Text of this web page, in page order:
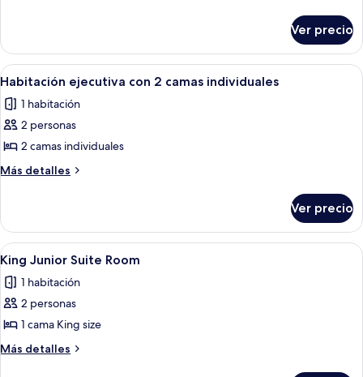
doble
ejecutiva
Ver precio
Abrir
todas
las
fotos
de
Habitación
2
camas
individuales
Habitación de hotel con dos camas,
6
Habitación ejecutiva con 2 camas individuales
1 habitación
2 personas
2 camas individuales
Más detalles
Más
ejecutiva
con
2
camas
individuales
Ver precio
Abrir
todas
las
fotos
de
King
Una habitación de hotel con una
7
King Junior Suite Room
1 habitación
2 personas
1 cama King size
Más detalles
Más